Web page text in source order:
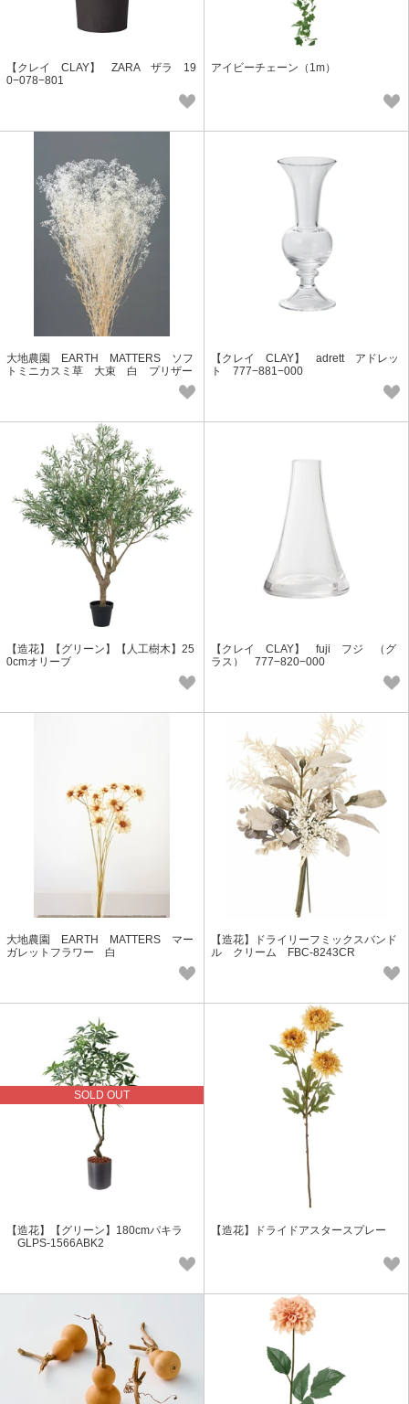
【クレイ CLAY】 ZARA ザラ 19
0−078−801
アイビーチェーン（1m）
大地農園 EARTH MATTERS ソフ
トミニカスミ草 大束 白 プリザー
【クレイ CLAY】 adrett アドレッ
ト 777−881−000
【造花】【グリーン】【人工樹木】25
0cmオリーブ
【クレイ CLAY】 fuji フジ （グ
ラス） 777−820−000
大地農園 EARTH MATTERS マー
ガレットフラワー 白
【造花】ドライリーフミックスバンド
ル クリーム FBC-8243CR
SOLD OUT
【造花】【グリーン】180cmパキラ
GLPS-1566ABK2
【造花】ドライドアスタースプレー